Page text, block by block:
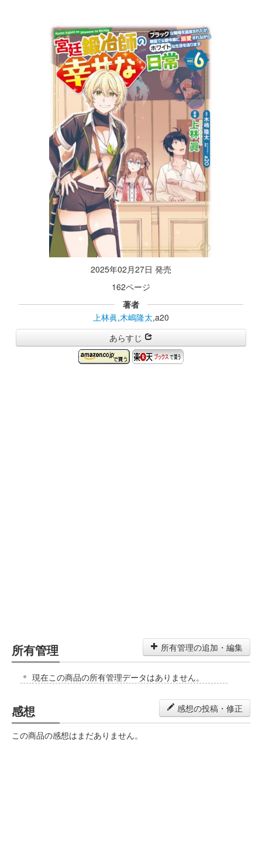
2025年02月27日 発売
162ページ
著者
上林眞,木嶋隆太,a20
あらすじ
所有管理 所有管理の追加・編集
現在この商品の所有管理データはありません。
感想 感想の投稿・修正
この商品の感想はまだありません。